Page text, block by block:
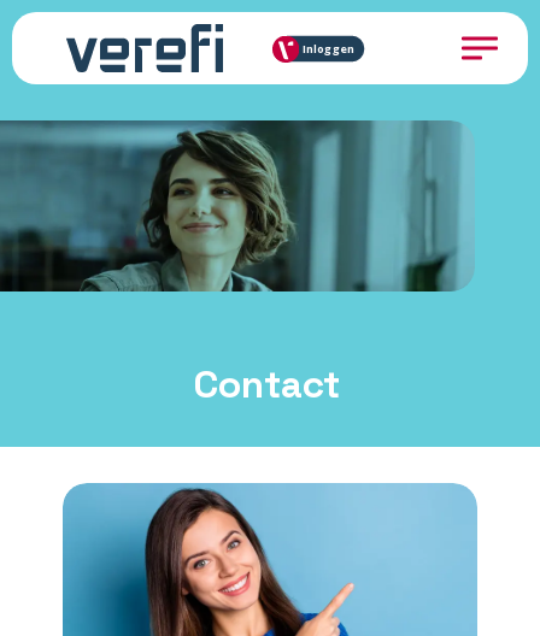
Inloggen
Contact